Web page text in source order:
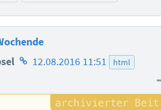
Homepage
Autors
12.08.2016 11:51 html